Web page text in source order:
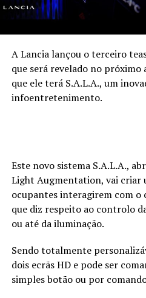
A Lancia lançou o terceiro
que será revelado no próximo
que ele terá S.A.L.A., um
infoentretenimento.
Este novo sistema S.A.L.A.,
Light Augmentation, vai criar
ocupantes interagirem com o
que diz respeito ao controlo
ou até da iluminação.
Sendo totalmente
dois ecrãs HD e pode ser
simples botão ou por